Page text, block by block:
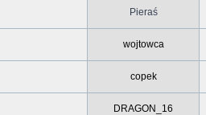
Pieraś
wojtowca
copek
DRAGON_16